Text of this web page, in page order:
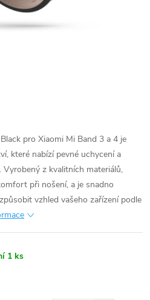
pro Xiaomi Mi Band 3 a 4 je
které nabízí pevné uchycení a
Vyrobený z kvalitních materiálů,
při nošení, a je snadno
vzhled vašeho zařízení podle
1 ks